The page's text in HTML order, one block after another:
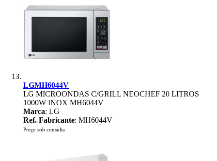
LGMH6044V
LG MICROONDAS C/GRILL NEOCHEF 20 LITROS
1000W INOX MH6044V
Marca: LG
Ref. Fabricante: MH6044V
Preço sob consulta